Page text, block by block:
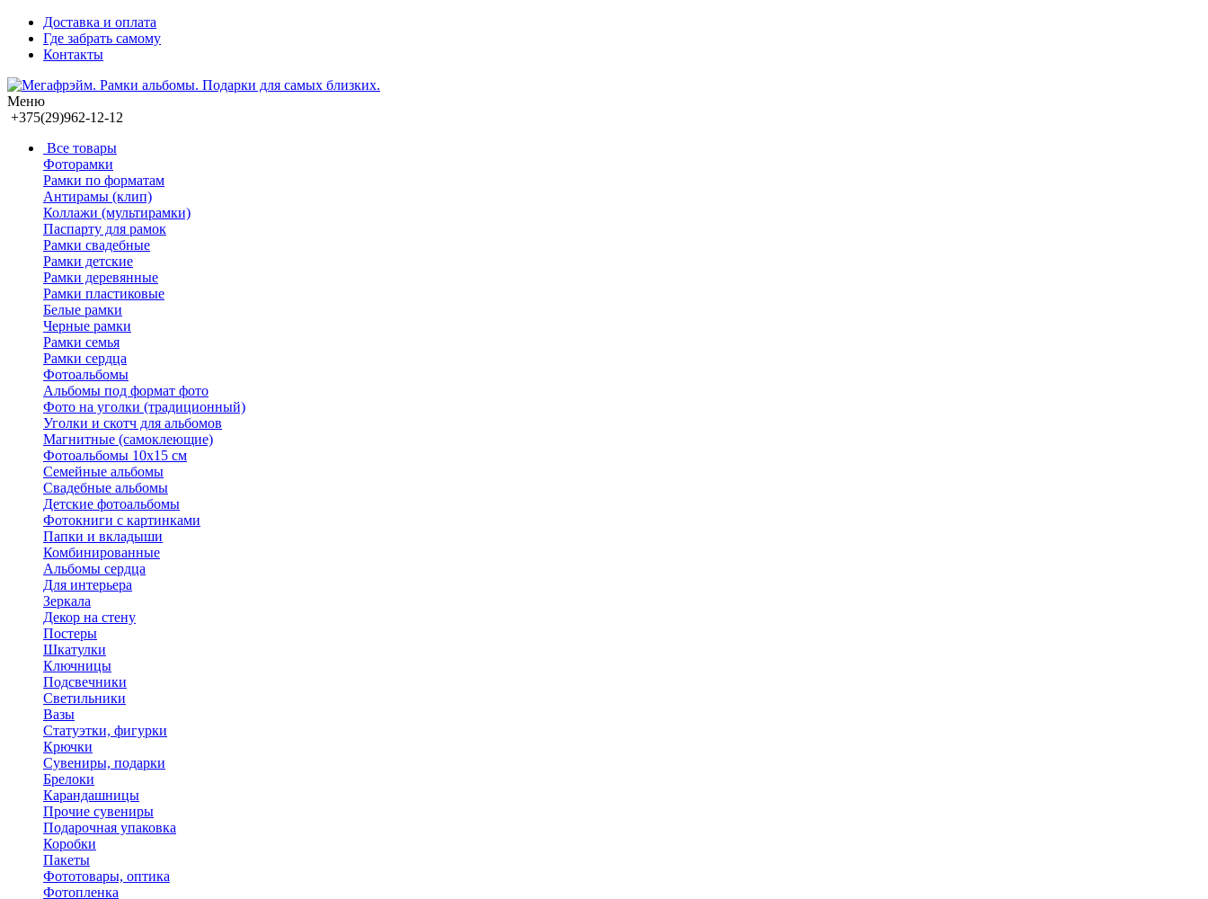
Доставка и оплата
Где забрать самому
Контакты
Меню
+375(29)962-12-12
Все товары
Фоторамки
Рамки по форматам
Антирамы (клип)
Коллажи (мультирамки)
Паспарту для рамок
Рамки свадебные
Рамки детские
Рамки деревянные
Рамки пластиковые
Белые рамки
Черные рамки
Рамки семья
Рамки сердца
Фотоальбомы
Альбомы под формат фото
Фото на уголки (традиционный)
Уголки и скотч для альбомов
Магнитные (самоклеющие)
Фотоальбомы 10х15 см
Семейные альбомы
Свадебные альбомы
Детские фотоальбомы
Фотокниги с картинками
Папки и вкладыши
Комбинированные
Альбомы сердца
Для интерьера
Зеркала
Декор на стену
Постеры
Шкатулки
Ключницы
Подсвечники
Светильники
Вазы
Статуэтки, фигурки
Крючки
Сувениры, подарки
Брелоки
Карандашницы
Прочие сувениры
Подарочная упаковка
Коробки
Пакеты
Фототовары, оптика
Фотопленка